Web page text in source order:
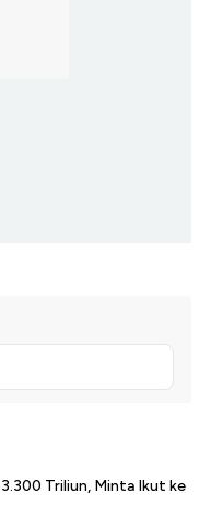
Triliun, Minta Ikut ke